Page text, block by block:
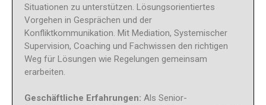
Situationen zu unterstützen. Lösungsorientiertes
Vorgehen in Gesprächen und der
Konfliktkommunikation. Mit Mediation, Systemischer
Supervision, Coaching und Fachwissen den richtigen
Weg für Lösungen wie Regelungen gemeinsam
erarbeiten.
Geschäftliche Erfahrungen: Als Senior-